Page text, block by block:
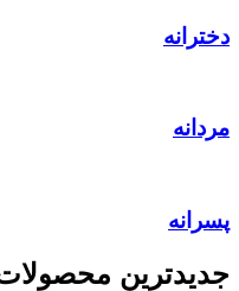
دخترانه
مردانه
پسرانه
جدیدترین محصولات